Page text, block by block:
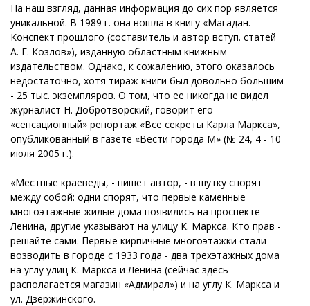
На наш взгляд, данная информация до сих пор является
уникальной. В 1989 г. она вошла в книгу «Магадан.
Конспект прошлого (составитель и автор вступ. статей
А. Г. Козлов»), изданную областным книжным
издательством. Однако, к сожалению, этого оказалось
недостаточно, хотя тираж книги был довольно большим
- 25 тыс. экземпляров. О том, что ее никогда не видел
журналист Н. Добротворский, говорит его
«сенсационный» репортаж «Все секреты Карла Маркса»,
опубликованный в газете «Вести города М» (№ 24, 4 - 10
июля 2005 г.).
«Местные краеведы, - пишет автор, - в шутку спорят
между собой: одни спорят, что первые каменные
многоэтажные жилые дома появились на проспекте
Ленина, другие указывают на улицу К. Маркса. Кто прав -
решайте сами. Первые кирпичные многоэтажки стали
возводить в городе с 1933 года - два трехэтажных дома
на углу улиц К. Маркса и Ленина (сейчас здесь
располагается магазин «Адмирал») и на углу К. Маркса и
ул. Дзержинского.